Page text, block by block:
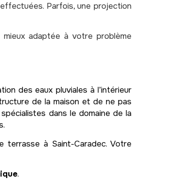
Parfois, une projection
adaptée à votre problème
des eaux pluviales à l’intérieur
de la maison et de ne pas
dans le domaine de la
terrasse à Saint-Caradec. Votre
.